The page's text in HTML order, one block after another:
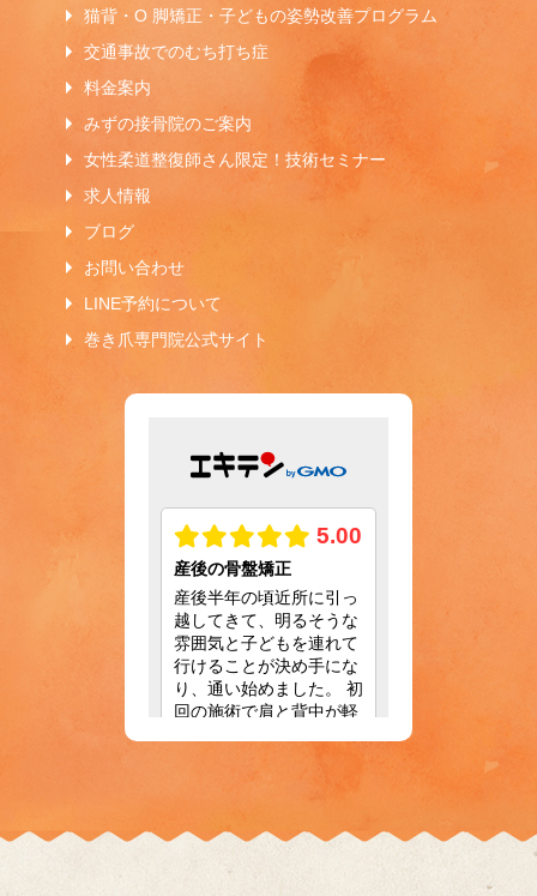
猫背・O 脚矯正・子どもの姿勢改善プログラム
交通事故でのむち打ち症
料金案内
みずの接骨院のご案内
女性柔道整復師さん限定！技術セミナー
求人情報
ブログ
お問い合わせ
LINE予約について
巻き爪専門院公式サイト